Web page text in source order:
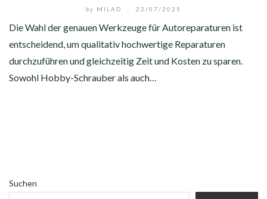
by MILAD 22/07/2025
Die Wahl der genauen Werkzeuge für Autoreparaturen ist
entscheidend, um qualitativ hochwertige Reparaturen
durchzuführen und gleichzeitig Zeit und Kosten zu sparen.
Sowohl Hobby-Schrauber als auch…
Suchen